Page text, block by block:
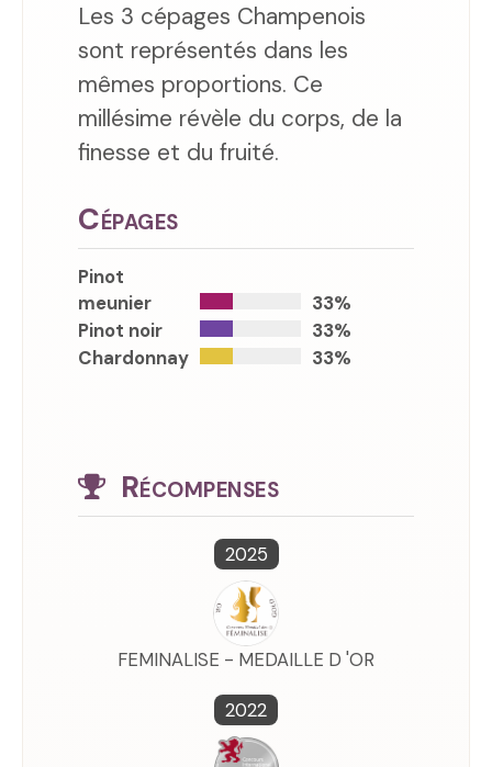
Les 3 cépages Champenois
sont représentés dans les
mêmes proportions. Ce
millésime révèle du corps, de la
finesse et du fruité.
Cépages
Pinot
meunier
33%
Pinot noir
33%
Chardonnay
33%
Récompenses
2025
FEMINALISE - MEDAILLE D 'OR
2022